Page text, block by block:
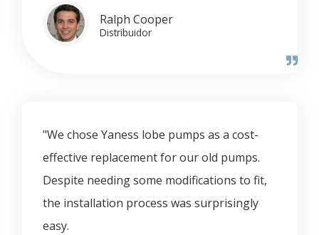
Ralph Cooper
Distribuidor
"We chose Yaness lobe pumps as a cost-
effective replacement for our old pumps.
Despite needing some modifications to fit,
the installation process was surprisingly
easy.